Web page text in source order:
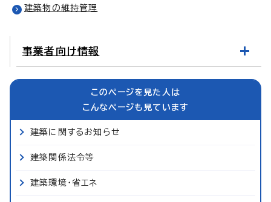
建築物の維持管理
事業者向け情報
このページを見た人は
こんなページも見ています
建築に関するお知らせ
建築関係法令等
建築環境・省エネ